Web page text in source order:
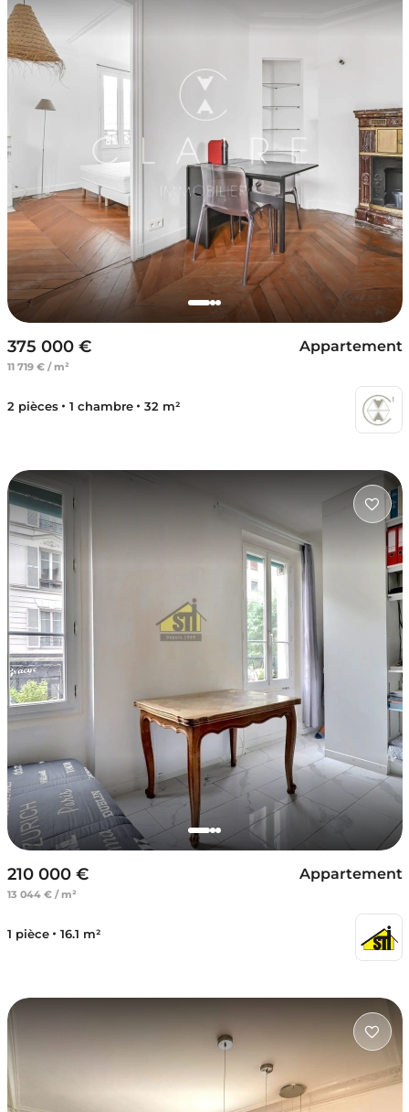
375 000 €
11 719 € / m²
Appartement
2 pièces 1 chambre 32 m²
210 000 €
13 044 € / m²
Appartement
1 pièce 16.1 m²